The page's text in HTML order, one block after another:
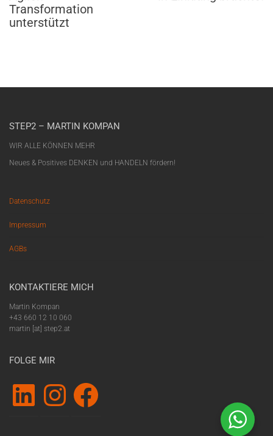
Transformation
unterstützt
STEP2 – MARTIN KOMPAN
WIR ALLE KÖNNEN MEHR
Neues & Positives DENKEN und HANDELN fördern!
Datenschutz
Impressum
AGBs
KONTAKTIERE MICH
Martin Kompan
+43 660 12 10 060
martin [at] step2.at
FOLGE MIR